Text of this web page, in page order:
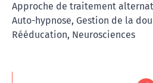
Approche de traitement
Auto-hypnose, Gestion de la
Rééducation, Neurosciences